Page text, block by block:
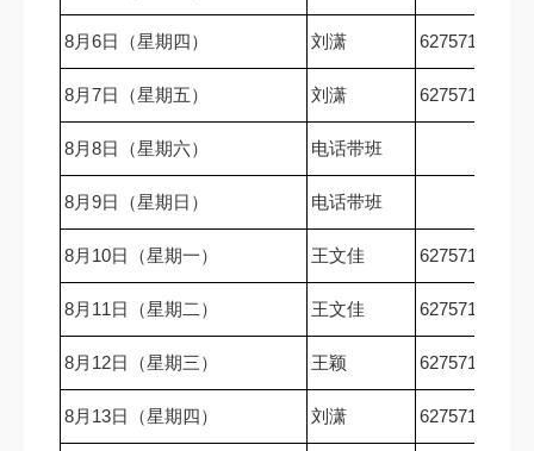
8月6日（星期四） 刘潇 62757167
8月7日（星期五） 刘潇 62757167
8月8日（星期六） 电话带班
8月9日（星期日） 电话带班
8月10日（星期一） 王文佳 62757167
8月11日（星期二） 王文佳 62757167
8月12日（星期三） 王颖 62757167
8月13日（星期四） 刘潇 62757167